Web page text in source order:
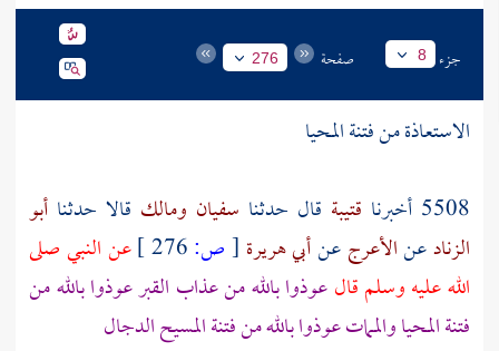
جزء 8 صفحة 276
الاستعاذة من فتنة المحيا
5508 أخبرنا
قتيبة قال حدثنا سفيان ومالك قالا حدثنا أبو
الزنادعنالأعرجعنأبي هريرة [ص:
عن النبي صلى
الله عليه وسلم قالعوذوا بالله من عذاب القبر عوذوا بالله من
فتنة المحيا والممات عوذوا بالله من فتنةالمسيح الدجال